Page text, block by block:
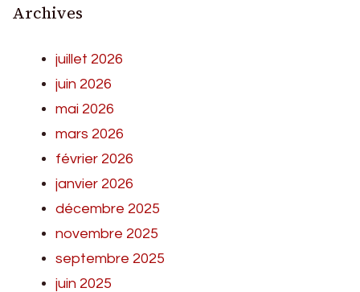
Archives
juillet 2026
juin 2026
mai 2026
mars 2026
février 2026
janvier 2026
décembre 2025
novembre 2025
septembre 2025
juin 2025